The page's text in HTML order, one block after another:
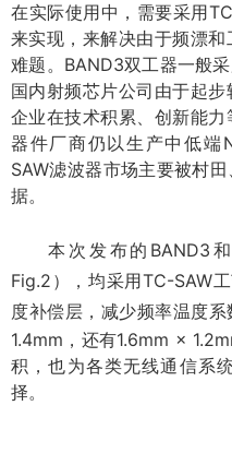
在实际使用中，需要采用
来实现，来解决由于频漂
难题。 BAND3双工器一般
国内射频芯片公司由于起
企业在技术积累、创新能
器件厂商仍以生产中低端
SAW滤波器市场主要被村
据。
本次发布的BAND3
Fig.2），均采用TC-SAW
度补偿层，减少频率温度系
1.4mm，还有1.6mm ×
积，也为各类无线通信系
择。